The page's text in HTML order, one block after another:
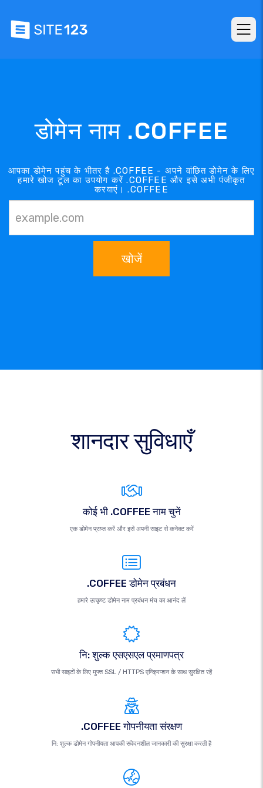
डोमेन नाम .COFFEE
आपका डोमेन पहुंच के भीतर है .COFFEE - अपने वांछित डोमेन के लिए
हमारे खोज टूल का उपयोग करें .COFFEE और इसे अभी पंजीकृत
करवाएं। .COFFEE
खोजें
शानदार सुविधाएँ
कोई भी .COFFEE नाम चुनें
एक डोमेन प्राप्त करें और इसे अपनी साइट से कनेक्ट करें
.COFFEE डोमेन प्रबंधन
हमारे उत्कृष्ट डोमेन नाम प्रबंधन मंच का आनंद लें
नि: शुल्क एसएसएल प्रमाणपत्र
सभी साइटों के लिए मुफ्त SSL / HTTPS एन्क्रिप्शन के साथ सुरक्षित रहें
.COFFEE गोपनीयता संरक्षण
नि: शुल्क डोमेन गोपनीयता आपकी संवेदनशील जानकारी की सुरक्षा करती है